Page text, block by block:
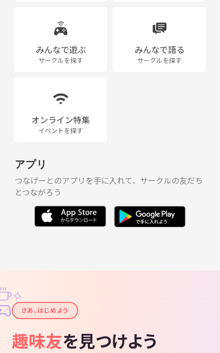
みんなで遊ぶ
サークルを探す
みんなで語る
サークルを探す
オンライン特集
イベントを探す
アプリ
つなげーとのアプリを手に入れて、サークルの友だち
とつながろう
✦
✧
さあ、はじめよう
趣味友を見つけよう